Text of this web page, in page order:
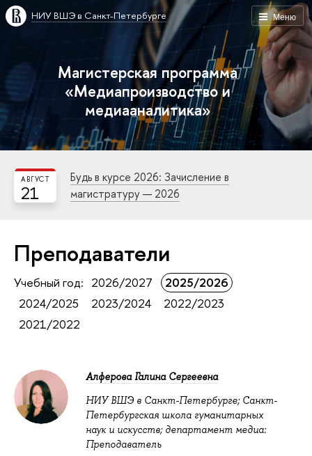
Меню
НИУ ВШЭ в Санкт-Петербурге
Магистерская программа
«Медиапроизводство и
медиааналитика»
21
АВГУСТ
Будь в курсе 2026: Зачисление в
магистратуру — 2026
Преподаватели
Учебный год: 2026/2027
2025/2026
2024/2025
2023/2024
2022/2023
2021/2022
Алферова Галина Сергеевна
НИУ ВШЭ в Санкт-Петербурге; Санкт-
Петербургская школа гуманитарных
наук и искусств; департамент медиа:
Преподаватель